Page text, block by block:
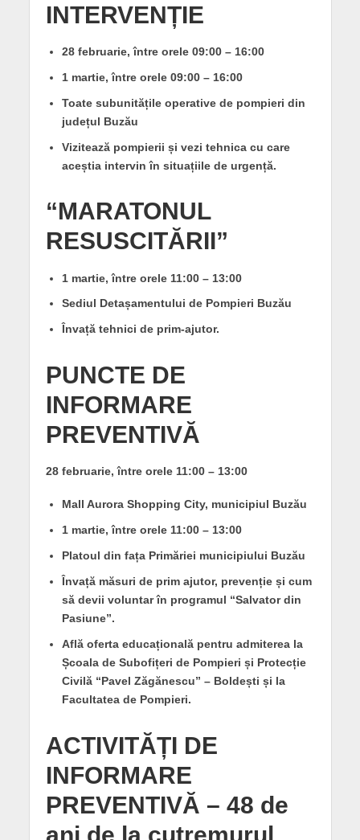
INTERVENȚIE
28 februarie, între orele 09:00 – 16:00
1 martie, între orele 09:00 – 16:00
Toate subunitățile operative de pompieri din
județul Buzău
Vizitează pompierii și vezi tehnica cu care
aceștia intervin în situațiile de urgență.
“MARATONUL
RESUSCITĂRII”
1 martie, între orele 11:00 – 13:00
Sediul Detașamentului de Pompieri Buzău
Învață tehnici de prim-ajutor.
PUNCTE DE
INFORMARE
PREVENTIVĂ
28 februarie, între orele 11:00 – 13:00
Mall Aurora Shopping City, municipiul Buzău
1 martie, între orele 11:00 – 13:00
Platoul din fața Primăriei municipiului Buzău
Învață măsuri de prim ajutor, prevenție și cum
să devii voluntar în programul “Salvator din
Pasiune”.
Află oferta educațională pentru admiterea la
Școala de Subofițeri de Pompieri și Protecție
Civilă “Pavel Zăgănescu” – Boldești și la
Facultatea de Pompieri.
ACTIVITĂȚI DE
INFORMARE
PREVENTIVĂ – 48 de